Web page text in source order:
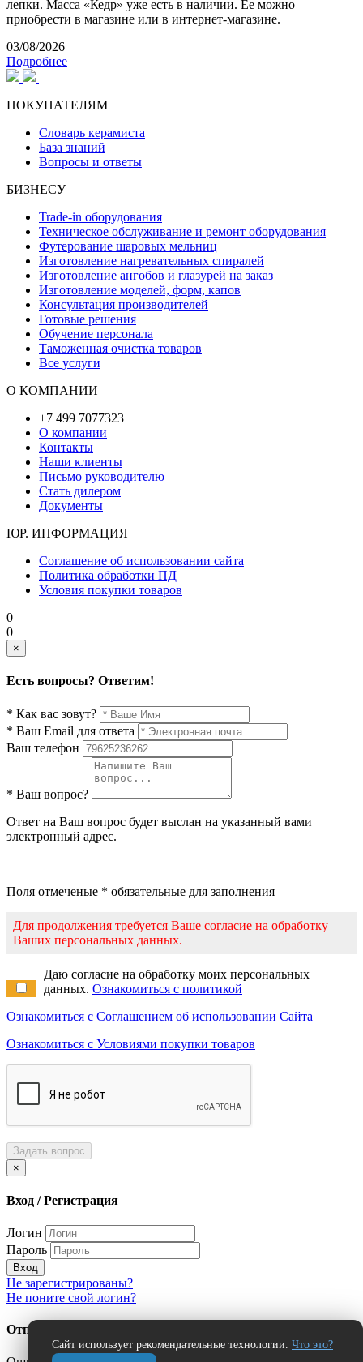
лепки. Масса «Кедр» уже есть в наличии. Ее можно
приобрести в магазине или в интернет-магазине.
03/08/2026
Подробнее
ПОКУПАТЕЛЯМ
Словарь керамиста
База знаний
Вопросы и ответы
БИЗНЕСУ
Trade-in оборудования
Техническое обслуживание и ремонт оборудования
Футерование шаровых мельниц
Изготовление нагревательных спиралей
Изготовление ангобов и глазурей на заказ
Изготовление моделей, форм, капов
Консультация производителей
Готовые решения
Обучение персонала
Таможенная очистка товаров
Все услуги
О КОМПАНИИ
+7 499 7077323
О компании
Контакты
Наши клиенты
Письмо руководителю
Стать дилером
Документы
ЮР. ИНФОРМАЦИЯ
Соглашение об использовании сайта
Политика обработки ПД
Условия покупки товаров
Сайт использует рекомендательные технологии. Что это?
0
0
×
Есть вопросы? Ответим!
* Как вас зовут?
* Ваш Email для ответа
Ваш телефон
* Ваш вопрос?
Ответ на Ваш вопрос будет выслан на указанный вами
электронный адрес.
Поля отмеченые * обязательные для заполнения
Для продолжения требуется Ваше согласие на обработку
Ваших персональных данных.
Даю согласие на обработку моих персональных
данных. Ознакомиться с политикой
Ознакомиться с Соглашением об использовании Сайта
Ознакомиться с Условиями покупки товаров
Задать вопрос
×
Вход / Регистрация
Логин
Пароль
Вход
Не зарегистрированы?
Не поните свой логин?
Отправить сообщение об ошибке?